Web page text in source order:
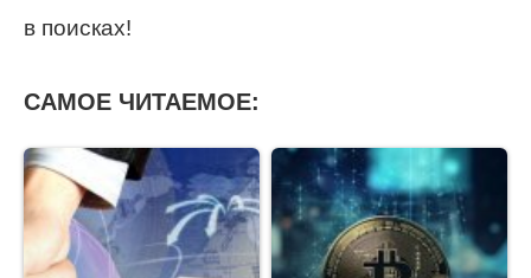
в поисках!
САМОЕ ЧИТАЕМОЕ: